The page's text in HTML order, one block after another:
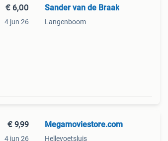
€ 6,00
4 jun 26
Sander van de Braak
Langenboom
€ 9,99
4 jun 26
Megamoviestore.com
Hellevoetsluis